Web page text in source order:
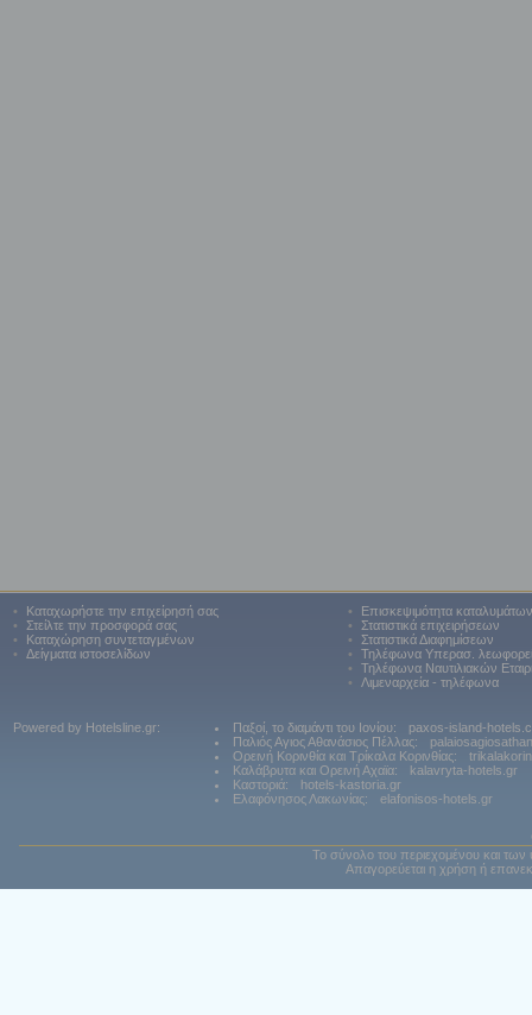
•
Καταχωρήστε την επιχείρησή σας
•
Στείλτε την προσφορά σας
•
Καταχώρηση συντεταγμένων
•
Δείγματα ιστοσελίδων
•
Επισκεψιμότητα καταλυμάτων
•
Στατιστικά επιχειρήσεων
•
Στατιστικά Διαφημίσεων
•
Τηλέφωνα Υπερασ.
•
Τηλέφωνα Ναυτιλιακών
•
Λιμεναρχεία - τηλέφωνα
Powered by Hotelsline.gr: Παξοί, το διαμάντι του Ιονίου:
paxos-island-
Παλιός Αγιος Αθανάσιος Πέλλας:
Ορεινή Κορινθία και Τρίκαλα Κορινθίας:
Καλάβρυτα και Ορεινή Αχαϊα:
kalavryta-hotels.gr
Καστοριά:
hotels-kastoria.gr
Ελαφόνησος Λακωνίας:
elafonisos-hotels.gr
Το σύνολο του περιεχομένου και των
Απαγορεύεται η χρήση ή